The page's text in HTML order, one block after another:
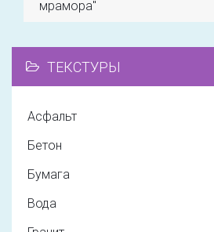
мрамора"
ТЕКСТУРЫ
Асфальт
Бетон
Бумага
Вода